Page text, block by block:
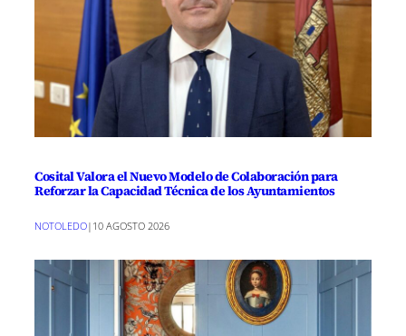
Cosital Valora el Nuevo Modelo de Colaboración para
Reforzar la Capacidad Técnica de los Ayuntamientos
NOTOLEDO| 10 AGOSTO 2026